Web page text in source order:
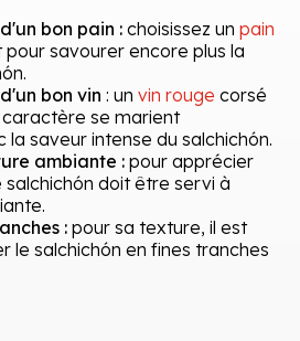
bon pain : choisissez un pain
savourer encore plus la
bon vin : un vin rouge corsé
se marient
saveur intense du salchichón.
ambiante : pour apprécier
salchichón doit être servi à
: pour sa texture, il est
le salchichón en fines tranches